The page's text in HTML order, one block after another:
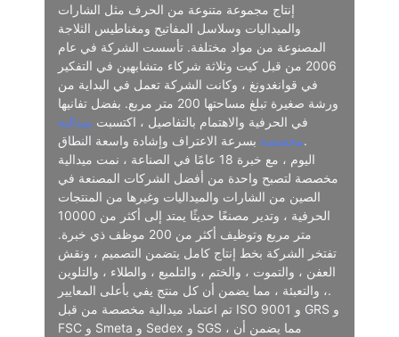
إنتاج مجموعة متنوعة من الحرف مثل الشارات
والميداليات وسلاسل المفاتيح ومغناطيس الثلاجة
المصنوعة من مواد مختلفة. تأسست الشركة في عام
2006 من قبل كيت وثلاثة شركاء متشابهين في التفكير
في قوانغدونغ ، وكانت الشركة تعمل في البداية من
ورشة صغيرة تبلغ مساحتها 200 متر مربع. بفضل تفانيها
في الحرفية والاهتمام بالتفاصيل ، اكتسبت ميدالية
مخصصةبسرعة الاعتراف وإشادة واسعة النطاق.
اليوم ، مع خبرة 18 عامًا في الصناعة ، نمت ميدالية
مخصصة لتصبح واحدة من أفضل الشركات المصنعة في
الصين من الشارات والميداليات وغيرها من المنتجات
الحرفية ، وتدير مصنعًا حديثًا يمتد إلى أكثر من 10000
متر مربع وتوظيف أكثر من 200 موظف ذي خبرة.
تفتخر الشركة بخط إنتاج كامل يتضمن التصميم ، ونقش
العفن ، والتموت ، والختم ، والتلميع ، والطلاء ، والتلوين
، والتعبئة ، مما يضمن أن كل منتج يفي بأعلى المعايير.
تم اعتماد ميدالية مخصصة من قبل ISO 9001 و GRS و
FSC و Smeta و Sedex و SGS ، مما يضمن أن